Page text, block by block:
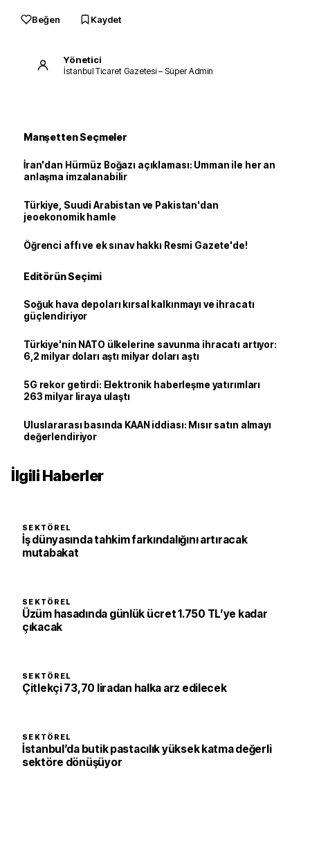
Beğen Kaydet
Yönetici
İstanbul Ticaret Gazetesi – Süper Admin
Manşetten Seçmeler
İran'dan Hürmüz Boğazı açıklaması: Umman ile her an
anlaşma imzalanabilir
Türkiye, Suudi Arabistan ve Pakistan'dan
jeoekonomik hamle
Öğrenci affı ve ek sınav hakkı Resmi Gazete'de!
Editörün Seçimi
Soğuk hava depoları kırsal kalkınmayı ve ihracatı
güçlendiriyor
Türkiye'nin NATO ülkelerine savunma ihracatı artıyor:
6,2 milyar doları aştı milyar doları aştı
5G rekor getirdi: Elektronik haberleşme yatırımları
263 milyar liraya ulaştı
Uluslararası basında KAAN iddiası: Mısır satın almayı
değerlendiriyor
İlgili Haberler
SEKTÖREL
İş dünyasında tahkim farkındalığını artıracak
mutabakat
SEKTÖREL
Üzüm hasadında günlük ücret 1.750 TL’ye kadar
çıkacak
SEKTÖREL
Çitlekçi 73,70 liradan halka arz edilecek
SEKTÖREL
İstanbul’da butik pastacılık yüksek katma değerli
sektöre dönüşüyor